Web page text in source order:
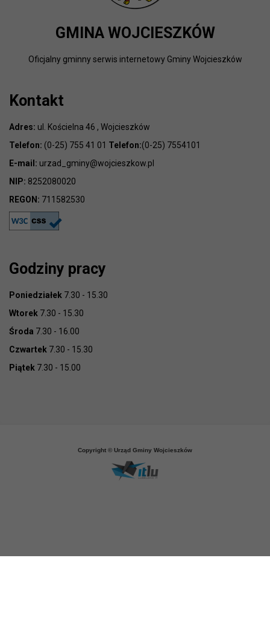
GMINA WOJCIESZKÓW
Oficjalny gminny serwis internetowy Gminy Wojcieszków
Kontakt
Adres: ul. Kościelna 46 , Wojcieszków
Telefon: (0-25) 755 41 01 Telefon:(0-25) 7554101
E-mail: urzad_gminy@wojcieszkow.pl
NIP: 8252080020
REGON: 711582530
Godziny pracy
Poniedziałek 7.30 - 15.30
Wtorek 7.30 - 15.30
Środa 7.30 - 16.00
Czwartek 7.30 - 15.30
Piątek 7.30 - 15.00
Copyright © Urząd Gminy Wojcieszków